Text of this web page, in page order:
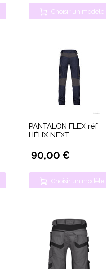
Choisir un modèle
PANTALON FLEX réf
HÉLIX NEXT
90,00 €
Choisir un modèle